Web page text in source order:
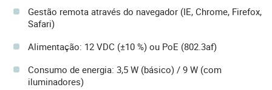
Gestão remota através do navegador (IE, Chrome, Firefox,
Safari)
Alimentação: 12 VDC (±10 %) ou PoE (802.3af)
Consumo de energia: 3,5 W (básico) / 9 W (com
iluminadores)